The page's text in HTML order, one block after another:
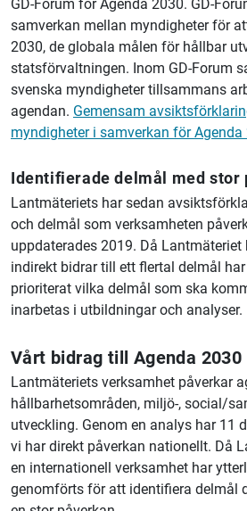
GD-Forum för Agenda 2030. GD-
samverkan mellan myndigheter för
2030, de globala målen för hållbar
statsförvaltningen. Inom GD-Forum
svenska myndigheter tillsammans
agendan. Gemensam
myndigheter i samverkan för
Identifierade delmål med stor
Lantmäteriets har sedan
och delmål som verksamheten
uppdaterades 2019. Då Lantmäteriet
indirekt bidrar till ett flertal delmål har
prioriterat vilka delmål som ska
inarbetas i utbildningar och analyser.
Vårt bidrag till Agenda 2030
Lantmäteriets verksamhet påverkar
hållbarhetsområden, miljö-, social/
utveckling. Genom en analys har 11
vi har direkt påverkan nationellt. Då
en internationell verksamhet har
genomförts för att identifiera delmål